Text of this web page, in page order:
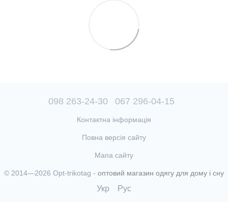
098 263-24-30 067 296-04-15
Контактна інформація
Повна версія сайту
Мапа сайту
© 2014—2026 Opt-trikotag - оптовий магазин одягу для дому і сну
Укр Рус